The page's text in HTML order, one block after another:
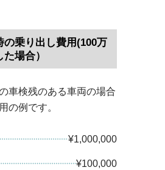
の乗り出し費用(100万
場合）
車検残のある車両の場合
の例です。
¥1,000,000
¥100,000